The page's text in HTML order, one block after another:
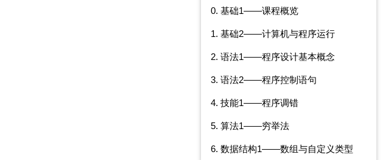
0. 基础1——课程概览
1. 基础2——计算机与程序运行
2. 语法1——程序设计基本概念
3. 语法2——程序控制语句
4. 技能1——程序调错
5. 算法1——穷举法
6. 数据结构1——数组与自定义类型